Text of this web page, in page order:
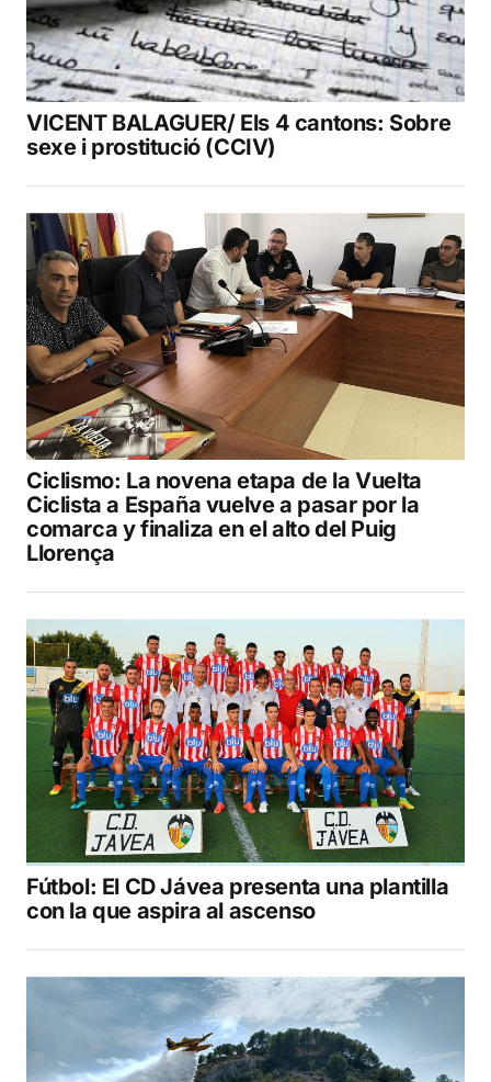
VICENT BALAGUER/ Els 4 cantons: Sobre
sexe i prostitució (CCIV)
Ciclismo: La novena etapa de la Vuelta
Ciclista a España vuelve a pasar por la
comarca y finaliza en el alto del Puig
Llorença
Fútbol: El CD Jávea presenta una plantilla
con la que aspira al ascenso